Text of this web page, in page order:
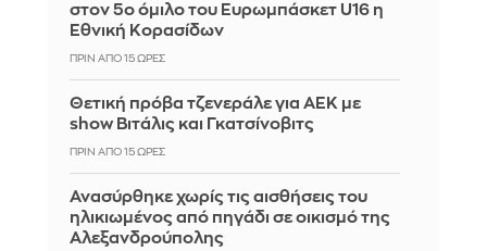
στον 5ο όμιλο του Ευρωμπάσκετ U16 η
Εθνική Κορασίδων
ΠΡΙΝ ΑΠΌ 15 ΏΡΕΣ
Θετική πρόβα τζενεράλε για ΑΕΚ με
show Βιτάλις και Γκατσίνοβιτς
ΠΡΙΝ ΑΠΌ 15 ΏΡΕΣ
Ανασύρθηκε χωρίς τις αισθήσεις του
ηλικιωμένος από πηγάδι σε οικισμό της
Αλεξανδρούπολης